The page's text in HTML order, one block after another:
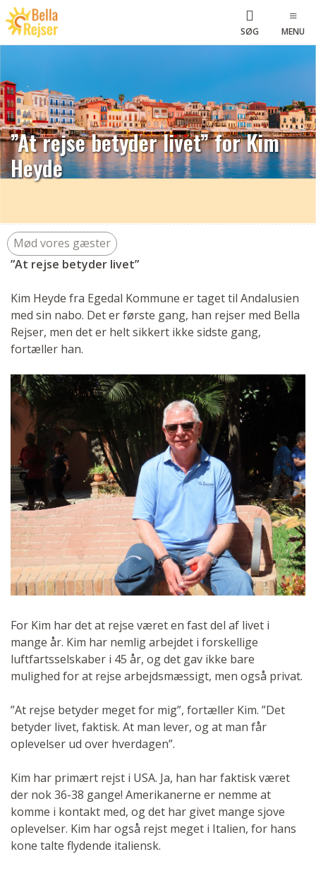
SØG MENU
”At rejse betyder livet” for Kim
Heyde
Mød vores gæster
”At rejse betyder livet”
Kim Heyde fra Egedal Kommune er taget til Andalusien
med sin nabo. Det er første gang, han rejser med Bella
Rejser, men det er helt sikkert ikke sidste gang,
fortæller han.
For Kim har det at rejse været en fast del af livet i
mange år. Kim har nemlig arbejdet i forskellige
luftfartsselskaber i 45 år, og det gav ikke bare
mulighed for at rejse arbejdsmæssigt, men også privat.
”At rejse betyder meget for mig”, fortæller Kim. ”Det
betyder livet, faktisk. At man lever, og at man får
oplevelser ud over hverdagen”.
Kim har primært rejst i USA. Ja, han har faktisk været
der nok 36-38 gange! Amerikanerne er nemme at
komme i kontakt med, og det har givet mange sjove
oplevelser. Kim har også rejst meget i Italien, for hans
kone talte flydende italiensk.